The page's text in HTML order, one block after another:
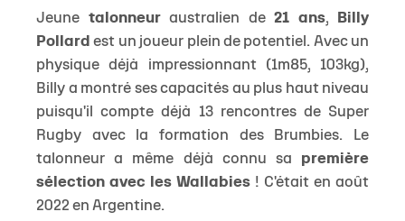
Jeune talonneuraustralien de 21 ans,
Billy
Pollardest un joueur plein de potentiel. Avec un
physique déjà impressionnant (1m85, 103kg),
Billy a montré ses capacités au plus haut niveau
puisqu'il compte déjà 13 rencontres de Super
Rugby avec la formation des Brumbies. Le
talonneur a même déjà connu sa première
sélection avec les Wallabies ! C'était en août
2022 en Argentine.